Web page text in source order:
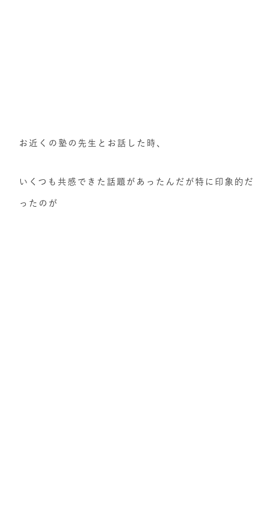
お近くの塾の先生とお話した時、
いくつも共感できた話題があったんだが特に印象的だ
ったのが